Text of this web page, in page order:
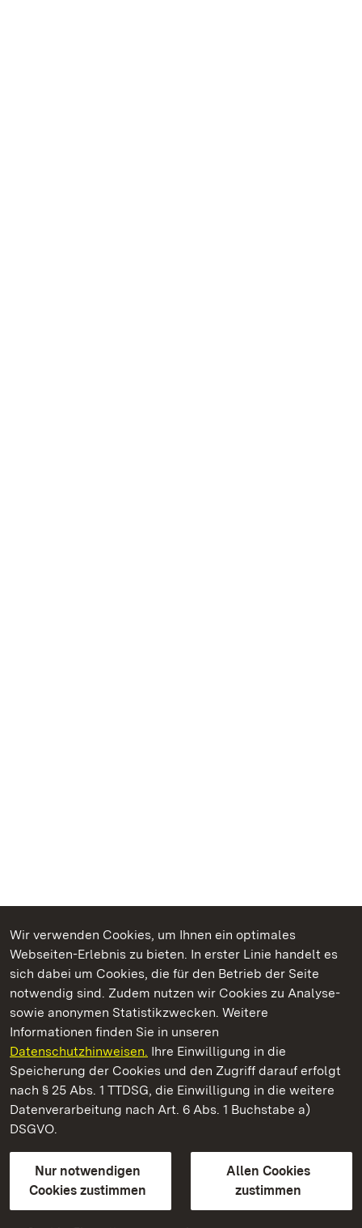
Wir verwenden Cookies, um Ihnen ein optimales
Webseiten-Erlebnis zu bieten. In erster Linie handelt es
sich dabei um Cookies, die für den Betrieb der Seite
notwendig sind. Zudem nutzen wir Cookies zu Analyse-
sowie anonymen Statistikzwecken. Weitere
Informationen finden Sie in unseren
Datenschutzhinweisen. Ihre Einwilligung in die
Speicherung der Cookies und den Zugriff darauf erfolgt
nach § 25 Abs. 1 TTDSG, die Einwilligung in die weitere
Datenverarbeitung nach Art. 6 Abs. 1 Buchstabe a)
DSGVO.
Nur notwendigen
Cookies zustimmen
Allen Cookies
zustimmen
Kommen. Staunen. Genießen.
Staatliche Schlösser und Gärten Baden‑Württemberg
Staatliche Schlösser und Gärten Baden-Württemberg
Kontakt
GebärdenspracheLeichte Sprache
Erklärung zur Barrierefreiheit
BITV-konform (geprüfte Seiten)